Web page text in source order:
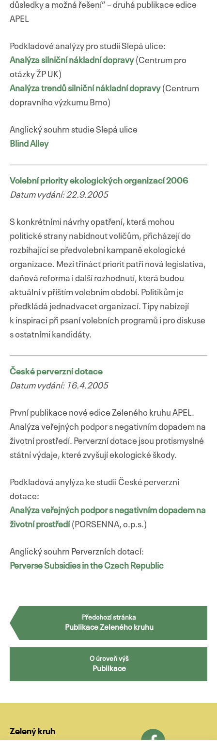
důsledky a možná řešení” – druhá publikace edice
APEL
Podkladové analýzy pro studii Slepá ulice:
Analýza silniční nákladní dopravy(Centrum pro
otázky ŽP UK)
Analýza trendů silniční nákladní dopravy(Centrum
dopravního výzkumu Brno)
Anglický souhrn studie Slepá ulice
Blind Alley
Volební priority ekologických organizací 2006
Datum vydání: 22.9.2005
S konkrétními návrhy opatření, která mohou
politické strany nabídnout voličům, přicházejí do
rozbíhající se předvolební kampaně ekologické
organizace. Mezi třináct priorit patří nová legislativa,
daňová reforma i další rozhodnutí, která budou
aktuální v příštím volebním období. Politikům je
předkládá jednadvacet organizací. Tipy nabízejí
k inspiraci při psaní volebních programů i pro diskuse
s ostatními kandidáty.
České perverzní dotace
Datum vydání: 16.4.2005
První publikace nové edice Zeleného kruhu APEL.
Analýza veřejných podpor s negativním dopadem na
životní prostředí. Perverzní dotace jsou protismyslné
státní výdaje, které zvyšují ekologické škody.
Podkladová anylýza ke studii České perverzní
dotace:
Analýza veřejných podpor s negativním dopadem na
životní prostředí (PORSENNA, o.p.s.)
Anglický souhrn Perverzních dotací:
Perverse Subsidies in the Czech Republic
Předchozí stránka
Publikace Zeleného kruhu
O úroveň výš
Publikace
Zelený kruh